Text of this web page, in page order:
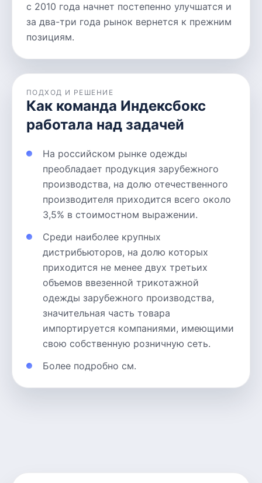
с 2010 года начнет постепенно улучшатся и
за два-три года рынок вернется к прежним
позициям.
ПОДХОД И РЕШЕНИЕ
Как команда Индексбокс
работала над задачей
На российском рынке одежды
преобладает продукция зарубежного
производства, на долю отечественного
производителя приходится всего около
3,5% в стоимостном выражении.
Среди наиболее крупных
дистрибьюторов, на долю которых
приходится не менее двух третьих
объемов ввезенной трикотажной
одежды зарубежного производства,
значительная часть товара
импортируется компаниями, имеющими
свою собственную розничную сеть.
Более подробно см.